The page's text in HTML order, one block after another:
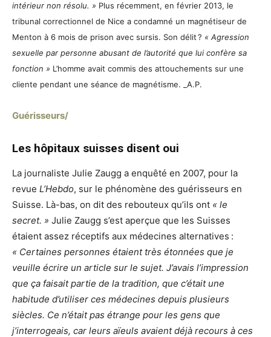
intérieur non résolu. » Plus récemment, en février 2013, le
tribunal correctionnel de Nice a condamné un magnétiseur de
Menton à 6 mois de prison avec sursis. Son délit ? « Agression
sexuelle par personne abusant de l’autorité que lui confère sa
fonction » L’homme avait commis des attouchements sur une
cliente pendant une séance de magnétisme. _A.P.
Guérisseurs/
Les hôpitaux suisses disent oui
La journaliste Julie Zaugg a enquêté en 2007, pour la
revue L’Hebdo, sur le phénomène des guérisseurs en
Suisse. Là-bas, on dit des rebouteux qu’ils ont « le
secret. » Julie Zaugg s’est aperçue que les Suisses
étaient assez réceptifs aux médecines alternatives :
« Certaines personnes étaient très étonnées que je
veuille écrire un article sur le sujet. J’avais l’impression
que ça faisait partie de la tradition, que c’était une
habitude d’utiliser ces médecines depuis plusieurs
siècles. Ce n’était pas étrange pour les gens que
j’interrogeais, car leurs aïeuls avaient déjà recours à ces